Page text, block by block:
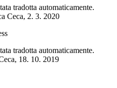
tradotta automaticamente.
Ceca, 2. 3. 2020
tradotta automaticamente.
, 18. 10. 2019